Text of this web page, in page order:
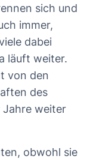
sich und
immer,
dabei
läuft weiter.
von den
des
Jahre weiter
obwohl sie